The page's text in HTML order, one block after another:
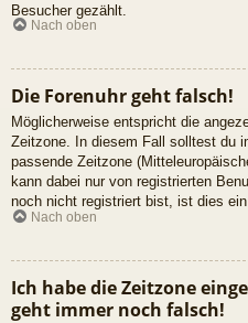
Besucher gezählt.
Nach oben
Die Forenuhr geht falsch!
Möglicherweise entspricht die
Zeitzone. In diesem Fall solltest du
passende Zeitzone
kann dabei nur von registrierten
noch nicht registriert bist, ist dies
Nach oben
Ich habe die Zeitzone
geht immer noch falsch!